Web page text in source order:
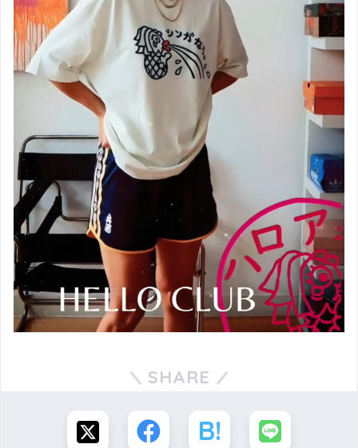
SHARE